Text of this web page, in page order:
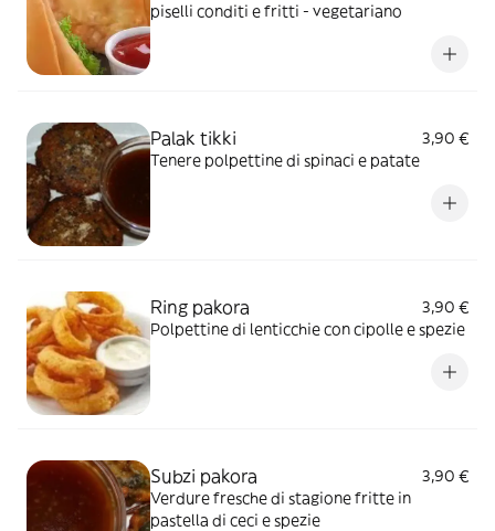
piselli conditi e fritti - vegetariano
Palak tikki
3,90 €
Tenere polpettine di spinaci e patate
Ring pakora
3,90 €
Polpettine di lenticchie con cipolle e spezie
Subzi pakora
3,90 €
Verdure fresche di stagione fritte in
pastella di ceci e spezie